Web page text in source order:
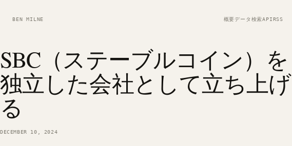
BEN MILNE 概要データ 検索APIRSS
SBC（ステーブルコイン）を
独立した会社として立ち上げ
る
DECEMBER 10, 2024